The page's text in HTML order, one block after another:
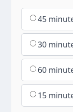
45
30
60
15